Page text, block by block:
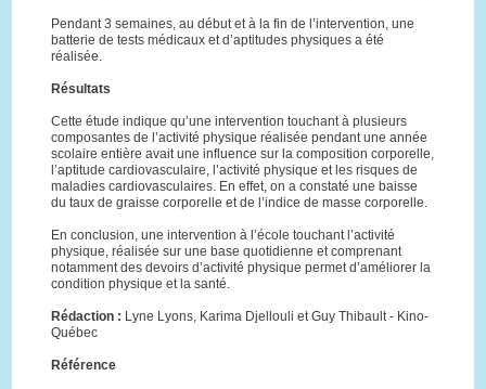
Pendant 3 semaines, au début et à la fin de l’intervention, une
batterie de tests médicaux et d’aptitudes physiques a été
réalisée.
Résultats
Cette étude indique qu’une intervention touchant à plusieurs
composantes de l’activité physique réalisée pendant une année
scolaire entière avait une influence sur la composition corporelle,
l’aptitude cardiovasculaire, l’activité physique et les risques de
maladies cardiovasculaires. En effet, on a constaté une baisse
du taux de graisse corporelle et de l’indice de masse corporelle.
En conclusion, une intervention à l’école touchant l’activité
physique, réalisée sur une base quotidienne et comprenant
notamment des devoirs d’activité physique permet d’améliorer la
condition physique et la santé.
Rédaction : Lyne Lyons, Karima Djellouli et Guy Thibault - Kino-
Québec
Référence